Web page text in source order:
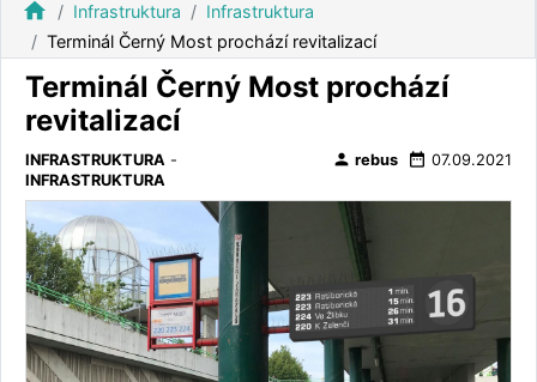
home Infrastruktura
Infrastruktura
Terminál Černý Most prochází revitalizací
Terminál Černý Most prochází
revitalizací
INFRASTRUKTURA -
INFRASTRUKTURA
person rebus date_range 07.09.2021